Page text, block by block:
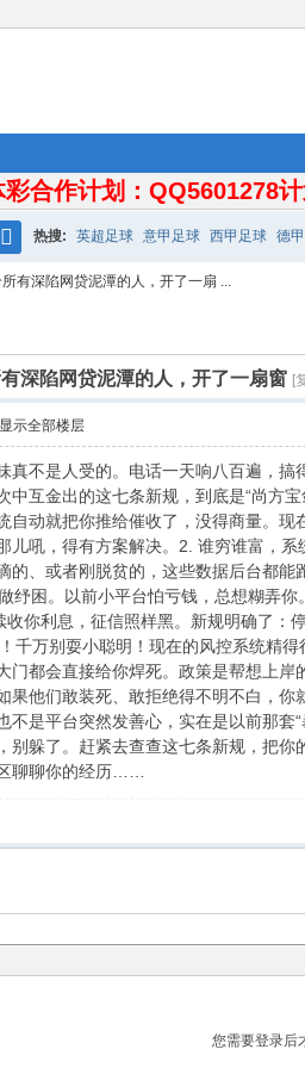
彩合作计划：QQ5601278
搜
热搜: 英超足球 意甲足球 西甲足球 德
有深陷网贷泥潭的人，开了一扇 ...
深陷网贷泥潭的人，开了一扇窗 [
显示全部楼层
真不是人受的。电话一天响八百遍，
中互金出的这七条新规，到底是“尚方
自动就把你推给催收了，没得商量。
儿吼，得有方案解决。2. 谁穷谁富，
的、或者刚脱贫的，这些数据后台都
纾困。以前小平台怕亏钱，总想糊弄
收你利息，征信照样黑。新规明确了
千万别耍小聪明！现在的风控系统精
门都会直接给你焊死。政策是帮想上
果他们敢装死、敢拒绝得不明不白，
不是平台突然发善心，实在是以前那
别躲了。赶紧去查查这七条新规，把
聊聊你的经历……
您需要登录后